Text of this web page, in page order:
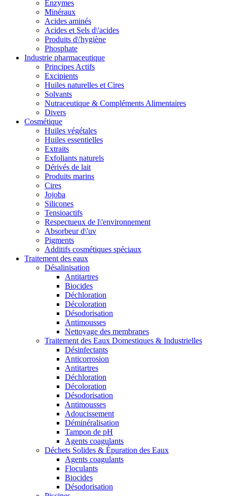
Enzymes
Minéraux
Acides aminés
Acides et Sels d\'acides
Produits d\'hygiène
Phosphate
Industrie pharmaceutique
Principes Actifs
Excipients
Huiles naturelles et Cires
Solvants
Nutraceutique & Compléments Alimentaires
Divers
Cosmétique
Huiles végétales
Huiles essentielles
Extraits
Exfoliants naturels
Dérivés de lait
Produits marins
Cires
Jojoba
Silicones
Tensioactifs
Respectueux de l\'environnement
Absorbeur d\'uv
Pigments
Additifs cosmétiques spéciaux
Traitement des eaux
Désalinisation
Antitartres
Biocides
Déchloration
Décoloration
Désodorisation
Antimousses
Nettoyage des membranes
Traitement des Eaux Domestiques & Industrielles
Désinfectants
Anticorrosion
Antitartres
Déchloration
Décoloration
Désodorisation
Antimousses
Adoucissement
Déminéralisation
Tampon de pH
Agents coagulants
Déchets Solides & Épuration des Eaux
Agents coagulants
Floculants
Biocides
Désodorisation